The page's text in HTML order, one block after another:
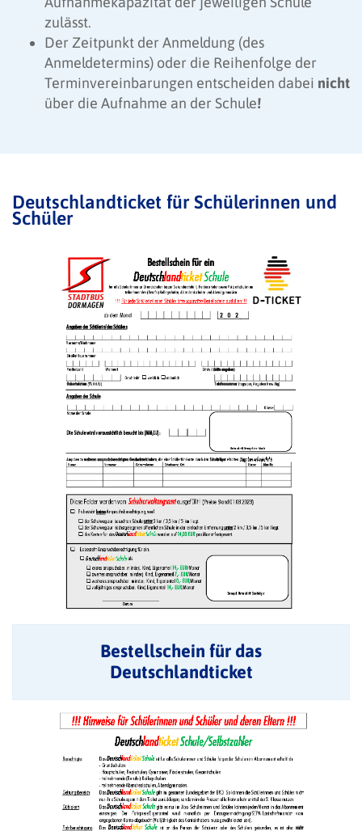
zulässt.
Der Zeitpunkt der Anmeldung (des
Anmeldetermins) oder die Reihenfolge der
Terminvereinbarungen entscheiden dabei nicht
über die Aufnahme an der Schule!
Deutschlandticket für Schülerinnen und
Schüler
Bestellschein für das
Deutschlandticket